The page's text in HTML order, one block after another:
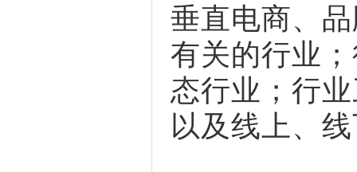
垂直电商、
有关的行业
态行业；行
以及线上、